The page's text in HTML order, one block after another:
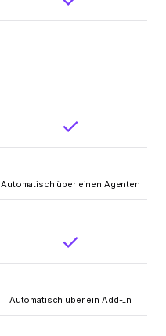
Automatisch über einen Agenten
Automatisch über ein Add-In